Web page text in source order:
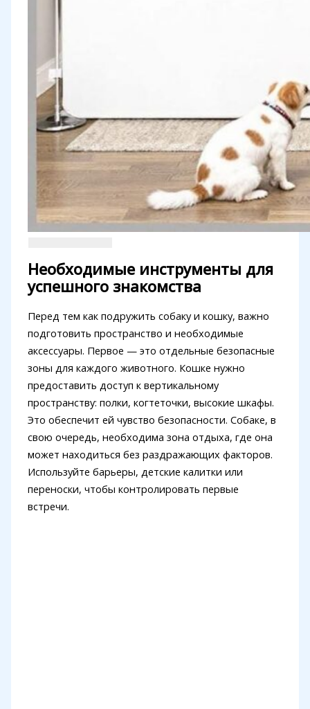
Необходимые инструменты для
успешного знакомства
Перед тем как подружить собаку и кошку, важно
подготовить пространство и необходимые
аксессуары. Первое — это отдельные безопасные
зоны для каждого животного. Кошке нужно
предоставить доступ к вертикальному
пространству: полки, когтеточки, высокие шкафы.
Это обеспечит ей чувство безопасности. Собаке, в
свою очередь, необходима зона отдыха, где она
может находиться без раздражающих факторов.
Используйте барьеры, детские калитки или
переноски, чтобы контролировать первые
встречи.